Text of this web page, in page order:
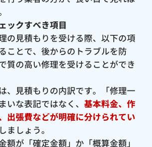
ックすべき項目
の見積もりを受ける際、以下の項
ことで、後からのトラブルを防
質の高い修理を受けることができ
、見積もりの内訳です。「修理一
いな表記ではなく、 基本料金、作
出張費などが明確に分けられてい
ましょう。
額が「確定金額」か「概算金額」